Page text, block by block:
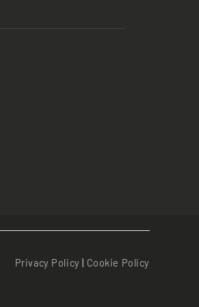
Privacy Policy Cookie Policy